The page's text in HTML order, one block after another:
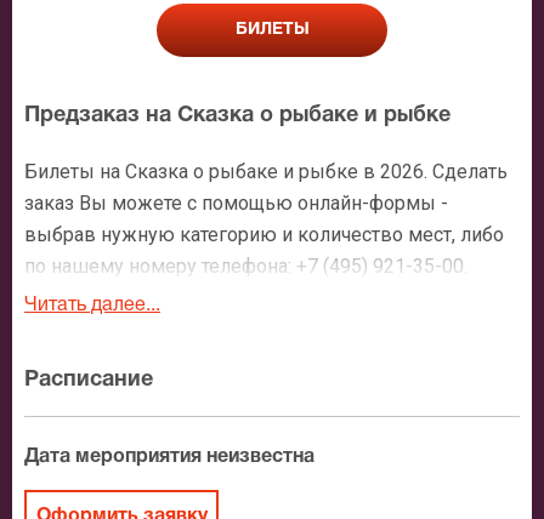
БИЛЕТЫ
Предзаказ на Сказка о рыбаке и рыбке
Билеты на Сказка о рыбаке и рыбке в 2026. Сделать
заказ Вы можете с помощью онлайн-формы -
выбрав нужную категорию и количество мест, либо
по нашему номеру телефона: +7 (495) 921-35-00.
После оформления заявки с Вами свяжется
зрительном зале, о том как заказать билет и утвердит
адрес доставки.
рыбке
Читать далее...
Расписание
Дата мероприятия неизвестна